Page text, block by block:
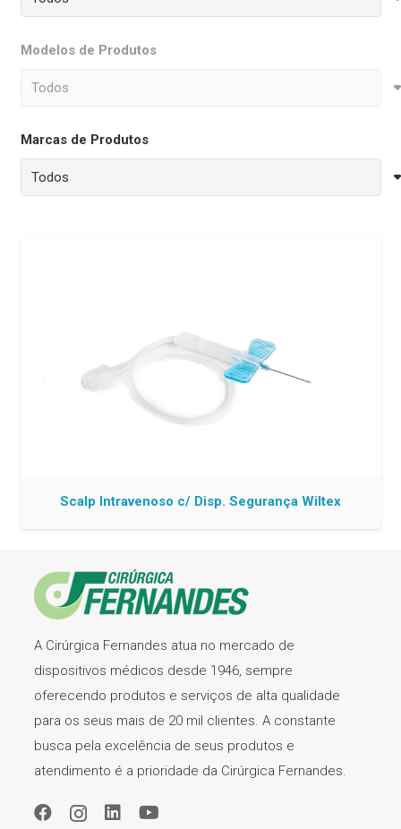
Modelos de Produtos
Marcas de Produtos
Scalp Intravenoso c/ Disp. Segurança Wiltex
A Cirúrgica Fernandes atua no mercado de
dispositivos médicos desde 1946, sempre
oferecendo produtos e serviços de alta qualidade
para os seus mais de 20 mil clientes. A constante
busca pela excelência de seus produtos e
atendimento é a prioridade da Cirúrgica Fernandes.